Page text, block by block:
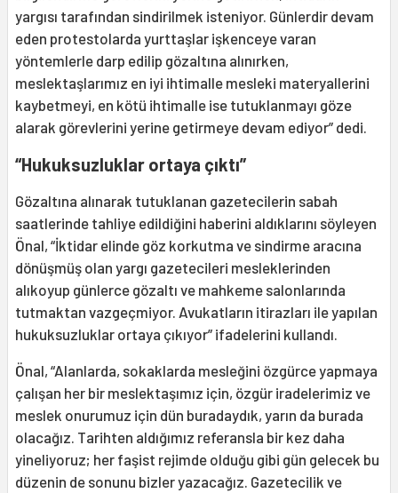
yargısı tarafından sindirilmek isteniyor. Günlerdir devam
eden protestolarda yurttaşlar işkenceye varan
yöntemlerle darp edilip gözaltına alınırken,
meslektaşlarımız en iyi ihtimalle mesleki materyallerini
kaybetmeyi, en kötü ihtimalle ise tutuklanmayı göze
alarak görevlerini yerine getirmeye devam ediyor” dedi.
“Hukuksuzluklar ortaya çıktı”
Gözaltına alınarak tutuklanan gazetecilerin sabah
saatlerinde tahliye edildiğini haberini aldıklarını söyleyen
Önal, “İktidar elinde göz korkutma ve sindirme aracına
dönüşmüş olan yargı gazetecileri mesleklerinden
alıkoyup günlerce gözaltı ve mahkeme salonlarında
tutmaktan vazgeçmiyor. Avukatların itirazları ile yapılan
hukuksuzluklar ortaya çıkıyor” ifadelerini kullandı.
Önal, “Alanlarda, sokaklarda mesleğini özgürce yapmaya
çalışan her bir meslektaşımız için, özgür iradelerimiz ve
meslek onurumuz için dün buradaydık, yarın da burada
olacağız. Tarihten aldığımız referansla bir kez daha
yineliyoruz; her faşist rejimde olduğu gibi gün gelecek bu
düzenin de sonunu bizler yazacağız. Gazetecilik ve